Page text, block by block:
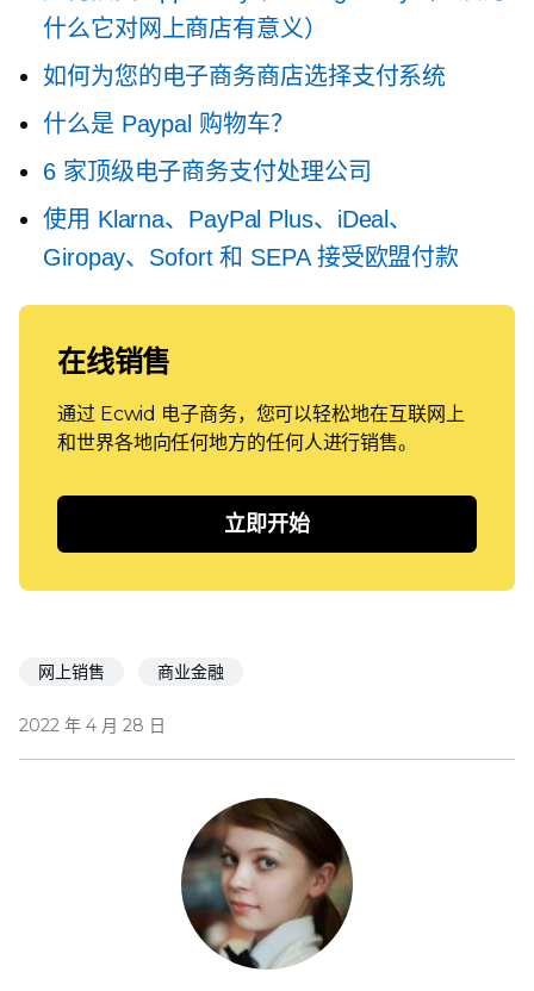
什么它对网上商店有意义）
如何为您的电子商务商店选择支付系统
什么是 Paypal 购物车？
6 家顶级电子商务支付处理公司
使用 Klarna、PayPal Plus、iDeal、
Giropay、Sofort 和 SEPA 接受欧盟付款
在线销售
通过 Ecwid 电子商务，您可以轻松地在互联网上
和世界各地向任何地方的任何人进行销售。
立即开始
网上销售 商业金融
2022 年 4 月 28 日